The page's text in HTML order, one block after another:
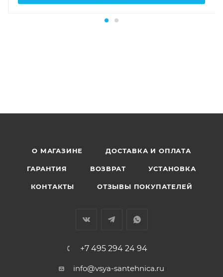
О МАГАЗИНЕ ДОСТАВКА И ОПЛАТА
ГАРАНТИЯ ВОЗВРАТ УСТАНОВКА
КОНТАКТЫ ОТЗЫВЫ ПОКУПАТЕЛЕЙ
+7 495 294 24 94
info@vsya-santehnica.ru